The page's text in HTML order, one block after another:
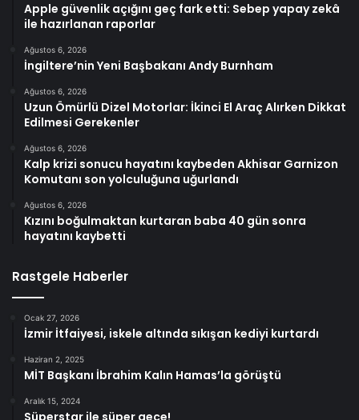
Apple güvenlik açığını geç fark etti: Sebep yapay zekâ
ile hazırlanan raporlar
Ağustos 6, 2026
İngiltere’nin Yeni Başbakanı Andy Burnham
Ağustos 6, 2026
Uzun Ömürlü Dizel Motorlar: İkinci El Araç Alırken Dikkat
Edilmesi Gerekenler
Ağustos 6, 2026
Kalp krizi sonucu hayatını kaybeden Akhisar Garnizon
Komutanı son yolculuğuna uğurlandı
Ağustos 6, 2026
Kızını boğulmaktan kurtaran baba 40 gün sonra
hayatını kaybetti
Rastgele Haberler
Ocak 27, 2026
İzmir İtfaiyesi, iskele altında sıkışan kediyi kurtardı
Haziran 2, 2025
MİT Başkanı İbrahim Kalın Hamas’la görüştü
Aralık 15, 2024